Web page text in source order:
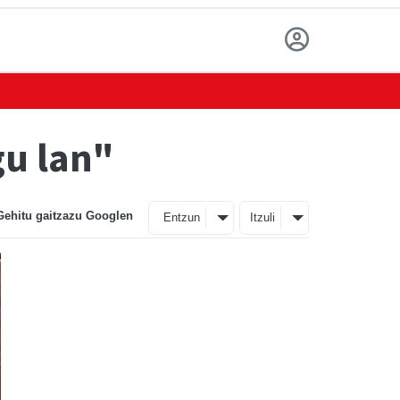
lan"
gaitzazu Googlen Entzun Itzuli